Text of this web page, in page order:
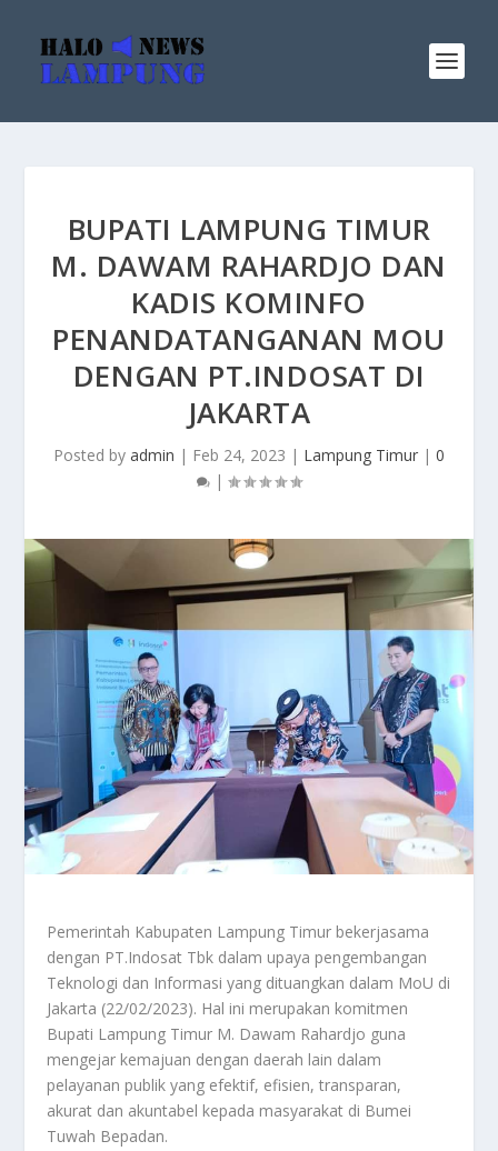
BUPATI LAMPUNG TIMUR
M. DAWAM RAHARDJO DAN
KADIS KOMINFO
PENANDATANGANAN MOU
DENGAN PT.INDOSAT DI
JAKARTA
Posted by admin | Feb 24, 2023 | Lampung Timur | 0
|
Pemerintah Kabupaten Lampung Timur bekerjasama
dengan PT.Indosat Tbk dalam upaya pengembangan
Teknologi dan Informasi yang dituangkan dalam MoU di
Jakarta (22/02/2023). Hal ini merupakan komitmen
Bupati Lampung Timur M. Dawam Rahardjo guna
mengejar kemajuan dengan daerah lain dalam
pelayanan publik yang efektif, efisien, transparan,
akurat dan akuntabel kepada masyarakat di Bumei
Tuwah Bepadan.